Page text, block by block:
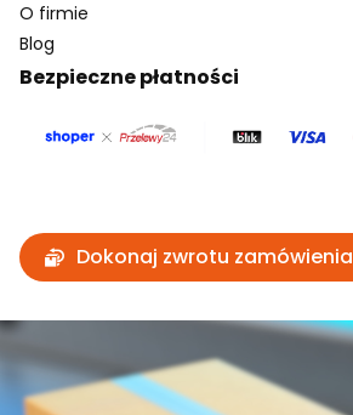
O firmie
Blog
Bezpieczne płatności
Dokonaj zwrotu zamówienia